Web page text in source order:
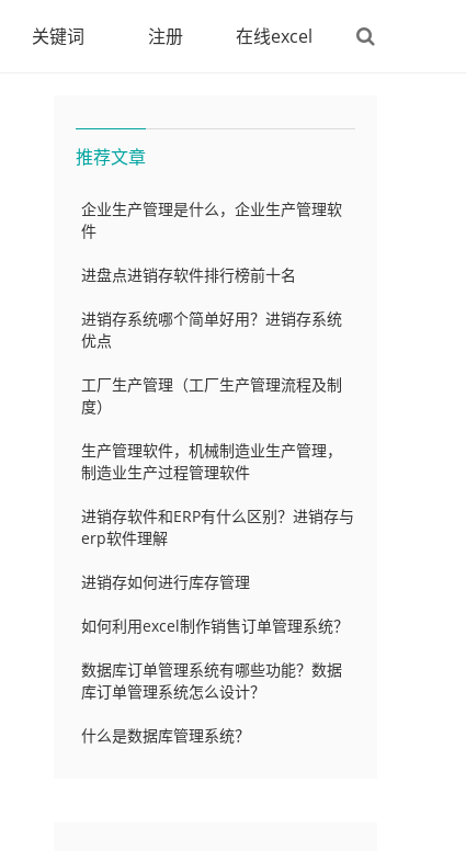
关键词 注册 在线excel
推荐文章
企业生产管理是什么，企业生产管理软
件
进盘点进销存软件排行榜前十名
进销存系统哪个简单好用？进销存系统
优点
工厂生产管理（工厂生产管理流程及制
度）
生产管理软件，机械制造业生产管理，
制造业生产过程管理软件
进销存软件和ERP有什么区别？进销存与
erp软件理解
进销存如何进行库存管理
如何利用excel制作销售订单管理系统？
数据库订单管理系统有哪些功能？数据
库订单管理系统怎么设计？
什么是数据库管理系统？